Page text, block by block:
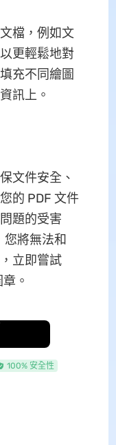
檔，例如文
更輕鬆地對
充不同繪圖
訊上。
文件安全、
的 PDF 文件
題的受害
您將無法和
立即嘗試
。
100% 安全性